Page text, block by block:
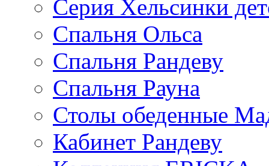
Серия Хельсинки
Спальня Ольса
Спальня Рандеву
Спальня Рауна
Столы обеденные
Кабинет Рандеву